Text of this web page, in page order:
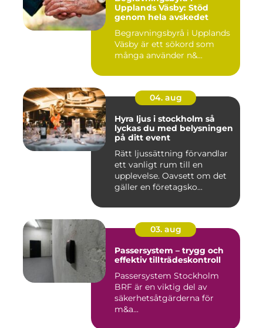
Upplands Väsby: Stöd
genom hela avskedet
Begravningsbyrå i Upplands
Väsby är ett sökord som
många använder n&...
04. aug
Hyra ljus i stockholm så
lyckas du med belysningen
på ditt event
Rätt ljussättning förvandlar
ett vanligt rum till en
upplevelse. Oavsett om det
gäller en företagsko...
03. aug
Passersystem – trygg och
effektiv tillträdeskontroll
Passersystem Stockholm
BRF är en viktig del av
säkerhetsåtgärderna för
m&a...